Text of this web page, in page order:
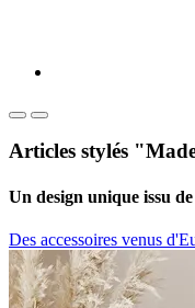
Articles stylés
Un design unique issu
Des accessoires venus